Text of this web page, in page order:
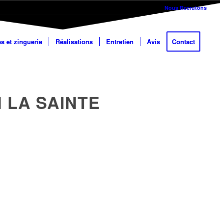
Nous Recrutons
et zinguerie Réalisations Entretien Avis Contact
LA SAINTE